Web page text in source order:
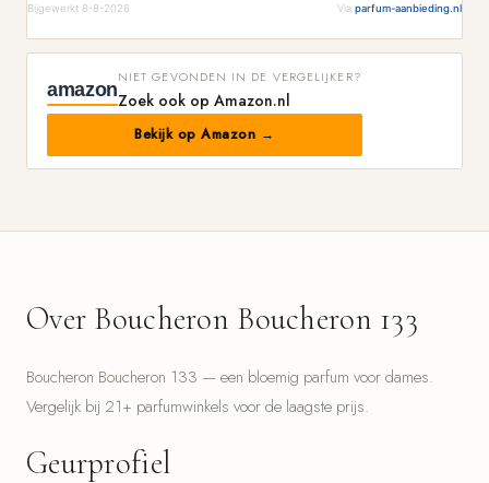
Bijgewerkt 8-8-2026 Via parfum-aanbieding.nl
amazon
NIET GEVONDEN IN DE VERGELIJKER?
Zoek ook op Amazon.nl
Bekijk op Amazon →
Over Boucheron Boucheron 133
Boucheron Boucheron 133 — een bloemig parfum voor dames.
Vergelijk bij 21+ parfumwinkels voor de laagste prijs.
Geurprofiel